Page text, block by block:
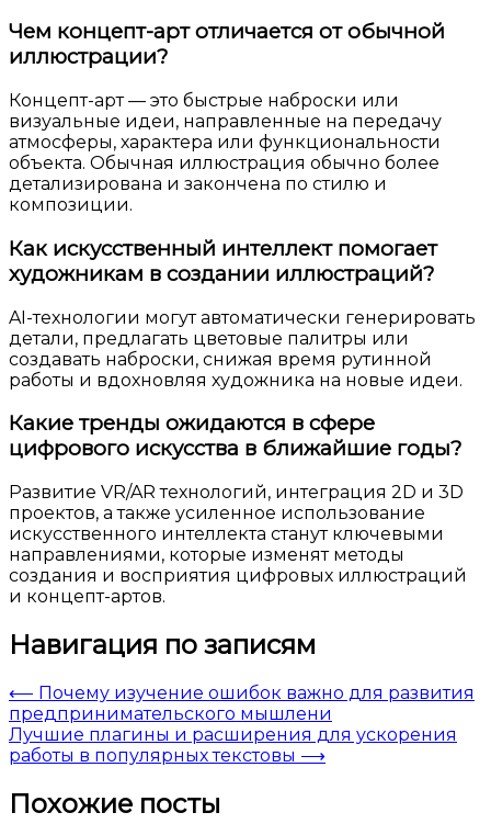
Чем концепт-арт отличается от обычной
иллюстрации?
Концепт-арт — это быстрые наброски или
визуальные идеи, направленные на передачу
атмосферы, характера или функциональности
объекта. Обычная иллюстрация обычно более
детализирована и закончена по стилю и
композиции.
Как искусственный интеллект помогает
художникам в создании иллюстраций?
AI-технологии могут автоматически генерировать
детали, предлагать цветовые палитры или
создавать наброски, снижая время рутинной
работы и вдохновляя художника на новые идеи.
Какие тренды ожидаются в сфере
цифрового искусства в ближайшие годы?
Развитие VR/AR технологий, интеграция 2D и 3D
проектов, а также усиленное использование
искусственного интеллекта станут ключевыми
направлениями, которые изменят методы
создания и восприятия цифровых иллюстраций
и концепт-артов.
Навигация по записям
⟵ Почему изучение ошибок важно для развития
предпринимательского мышлени
Лучшие плагины и расширения для ускорения
работы в популярных текстовы ⟶
Похожие посты